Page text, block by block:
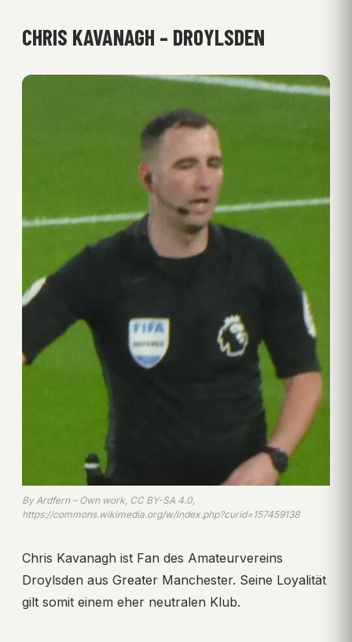
CHRIS KAVANAGH – DROYLSDEN
By Ardfern – Own work, CC BY-SA 4.0,
https://commons.wikimedia.org/w/index.php?curid=157459138
Chris Kavanagh ist Fan des Amateurvereins
Droylsden aus Greater Manchester. Seine Loyalität
gilt somit einem eher neutralen Klub.